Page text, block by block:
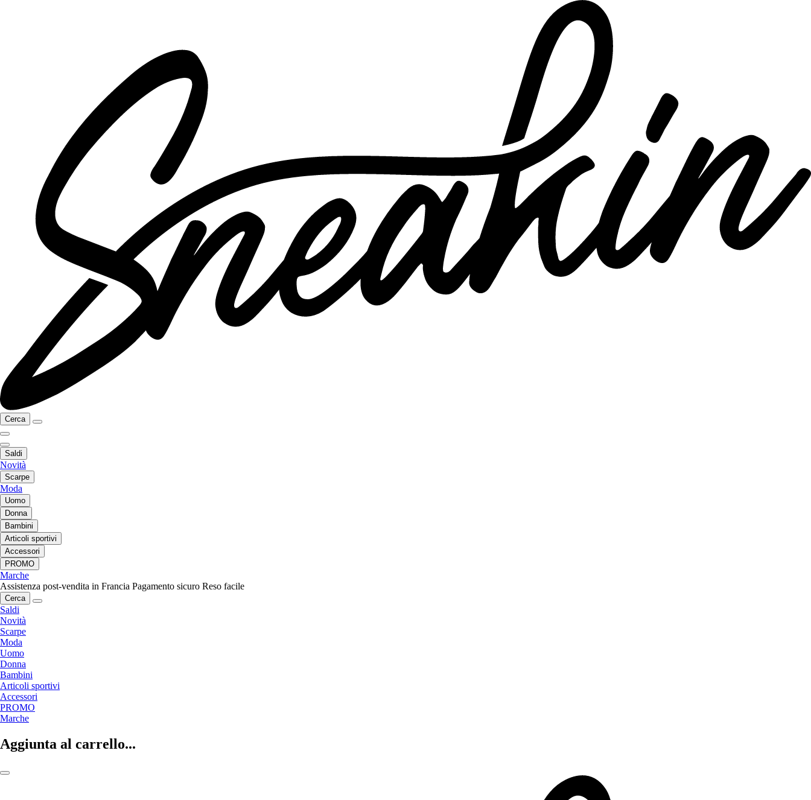
Cerca
Saldi
Novità
Scarpe
Moda
Uomo
Donna
Bambini
Articoli sportivi
Accessori
PROMO
Marche
Assistenza post-vendita in Francia Pagamento sicuro Reso facile
Cerca
Saldi
Novità
Scarpe
Moda
Uomo
Donna
Bambini
Articoli sportivi
Accessori
PROMO
Marche
Aggiunta al carrello...